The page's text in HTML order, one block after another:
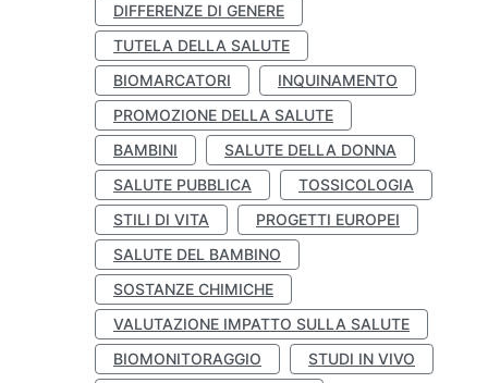
DIFFERENZE DI GENERE
TUTELA DELLA SALUTE
BIOMARCATORI
INQUINAMENTO
PROMOZIONE DELLA SALUTE
BAMBINI
SALUTE DELLA DONNA
SALUTE PUBBLICA
TOSSICOLOGIA
STILI DI VITA
PROGETTI EUROPEI
SALUTE DEL BAMBINO
SOSTANZE CHIMICHE
VALUTAZIONE IMPATTO SULLA SALUTE
BIOMONITORAGGIO
STUDI IN VIVO